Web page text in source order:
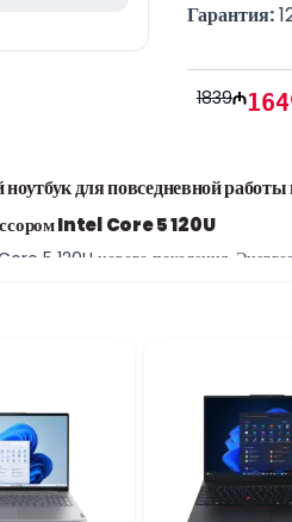
Гарантия:
1839
для повседневной работы
Intel Core 5 120U
5 120U нового поколения.
рабочего процесса
быструю загрузку
Iris для качественного
экраном, который обеспечивает
мультимедиа и
повседневных